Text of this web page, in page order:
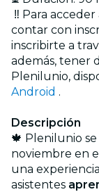
‼️ Para
contar con
inscribirte a
además, tener
Plenilunio,
Android .
Descripción
🍁 Plenilunio
noviembre en
una
asistentes